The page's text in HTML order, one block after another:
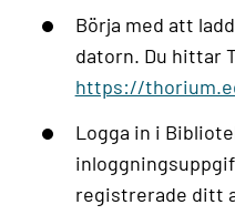
Börja med att
datorn. Du hittar
https://
Logga in i
registrerade ditt